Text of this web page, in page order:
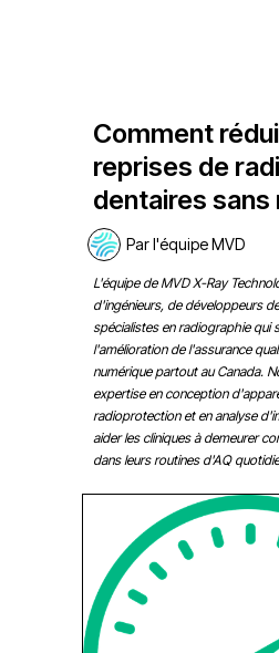
Comment
reprises de
dentaires sans
Par l'équipe MVD
L'équipe de MVD X-Ray
d'ingénieurs, de développeurs
spécialistes en radiographie qui
l'amélioration de l'assurance
numérique partout au Canada.
expertise en conception
radioprotection et en analyse
aider les cliniques à demeurer
dans leurs routines d'AQ